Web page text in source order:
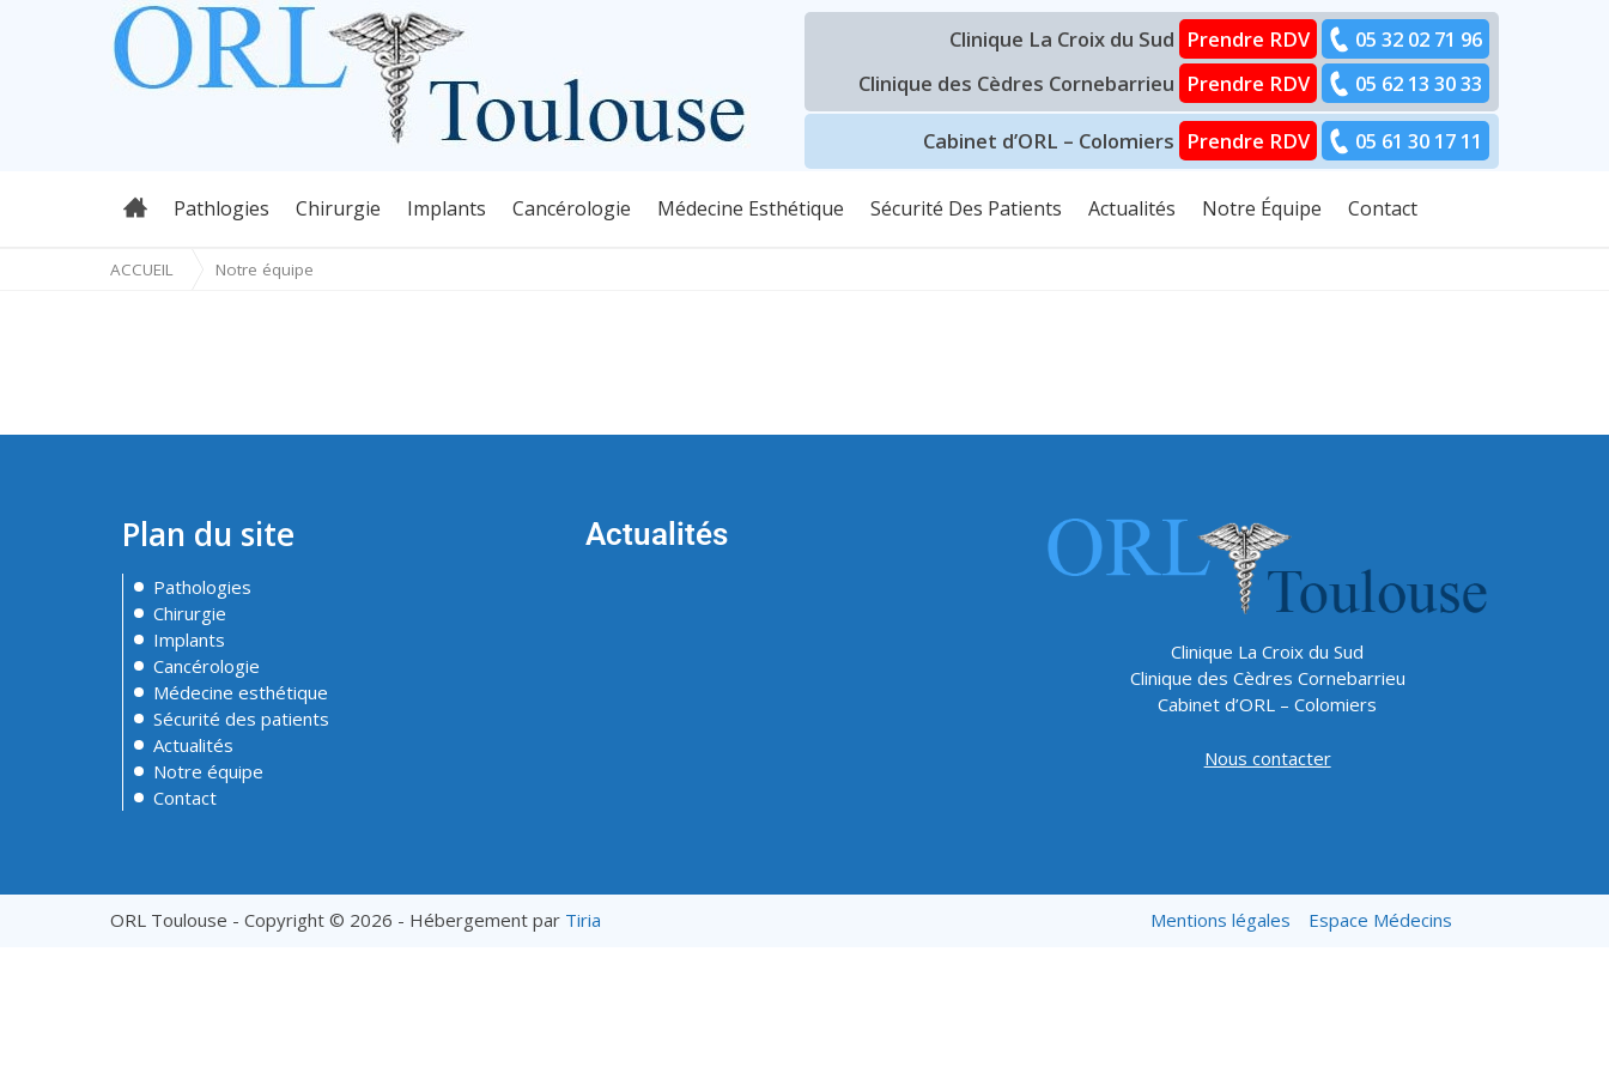
ORL Toulouse
Aller
navigation
principale
Clinique La Croix du Sud Prendre RDV
05 32 02 71 96
Clinique des Cèdres Cornebarrieu Prendre RDV 05 62 13 30 33
Cabinet d’ORL – Colomiers Prendre RDV 05 61 30 17 11
au
Pathlogies Chirurgie Implants Cancérologie Médecine Esthétique Sécurité Des Patients Actualités Notre Équipe Contact
NOTRE ÉQUIPE
ACCUEIL Notre équipe
Plan du site
Pathologies
Chirurgie
Implants
Cancérologie
Médecine esthétique
Sécurité des patients
Actualités
Notre équipe
Contact
Actualités
Clinique La Croix du Sud
Clinique des Cèdres Cornebarrieu
Cabinet d’ORL – Colomiers
Nous contacter
Mentions légales Espace Médecins
ORL Toulouse - Copyright © 2026 - Hébergement par Tiria